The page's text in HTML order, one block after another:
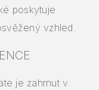
poskytuje
vzhled.
je zahrnut v